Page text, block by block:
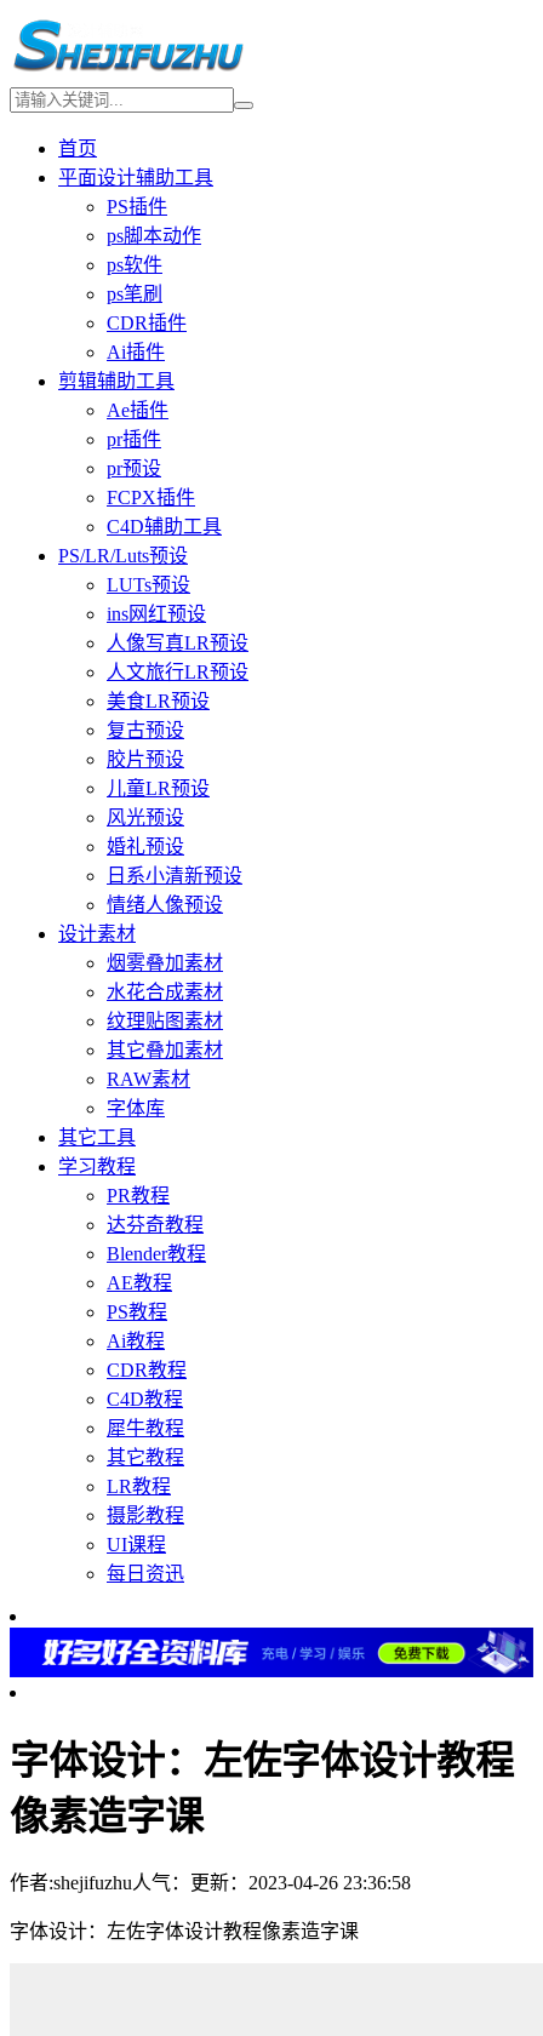
首页
平面设计辅助工具
PS插件
ps脚本动作
ps软件
ps笔刷
CDR插件
Ai插件
剪辑辅助工具
Ae插件
pr插件
pr预设
FCPX插件
C4D辅助工具
PS/LR/Luts预设
LUTs预设
ins网红预设
人像写真LR预设
人文旅行LR预设
美食LR预设
复古预设
胶片预设
儿童LR预设
风光预设
婚礼预设
日系小清新预设
情绪人像预设
设计素材
烟雾叠加素材
水花合成素材
纹理贴图素材
其它叠加素材
RAW素材
字体库
其它工具
学习教程
PR教程
达芬奇教程
Blender教程
AE教程
PS教程
Ai教程
CDR教程
C4D教程
犀牛教程
其它教程
LR教程
摄影教程
UI课程
每日资迅
字体设计：左佐字体设计教程
像素造字课
作者:shejifuzhu人气： 更新：2023-04-26 23:36:58
字体设计：左佐字体设计教程像素造字课